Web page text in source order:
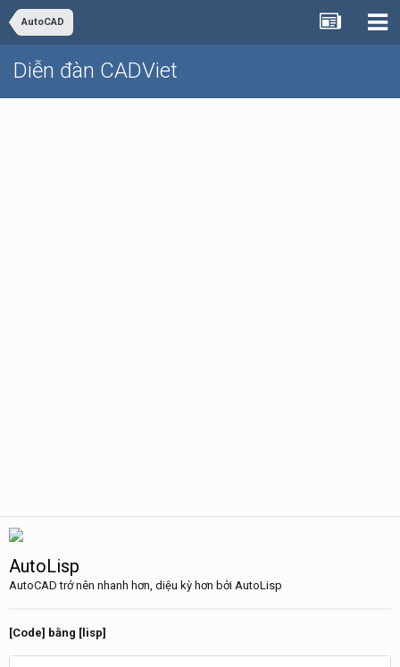
AutoCAD
Diễn đàn CADViet
AutoLisp
AutoCAD trở nên nhanh hơn, diệu kỳ hơn bởi AutoLisp
[Code] bằng [lisp]